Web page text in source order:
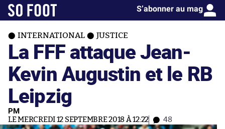
S’abonner au mag
INTERNATIONAL JUSTICE
La FFF attaque Jean-
Kevin Augustin et le RB
Leipzig
PM
LE MERCREDI 12 SEPTEMBRE 2018 À 12:22 48